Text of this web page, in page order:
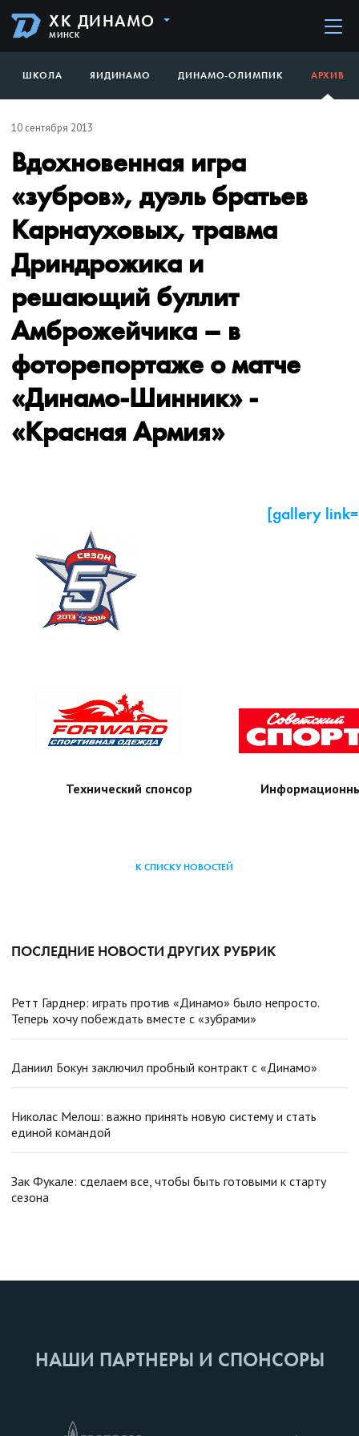
ХК ДИНАМО
МИНСК
ШКОЛА ЯИДИНАМО ДИНАМО-ОЛИМПИК АРХИВ
10 сентября 2013
Вдохновенная игра
«зубров», дуэль братьев
Карнауховых, травма
Дриндрожика и
решающий буллит
Амброжейчика – в
фоторепортаже о матче
«Динамо-Шинник» -
«Красная Армия»
[gallery
Технический спонсор
К СПИСКУ НОВОСТЕЙ
ПОСЛЕДНИЕ НОВОСТИ ДРУГИХ РУБРИК
Ретт Гарднер: играть против «Динамо» было непросто.
Теперь хочу побеждать вместе с «зубрами»
Даниил Бокун заключил пробный контракт с «Динамо»
Николас Мелош: важно принять новую систему и стать
единой командой
Зак Фукале: сделаем все, чтобы быть готовыми к старту
сезона
НАШИ ПАРТНЕРЫ И СПОНСОРЫ